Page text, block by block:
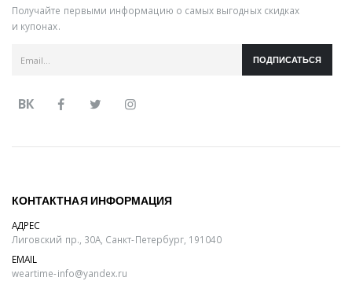
Получайте первыми информацию о самых выгодных скидках
и купонах.
ПОДПИСАТЬСЯ
ВК
КОНТАКТНАЯ ИНФОРМАЦИЯ
АДРЕС
Лиговский пр., 30А, Санкт-Петербург, 191040
EMAIL
weartime-info@yandex.ru